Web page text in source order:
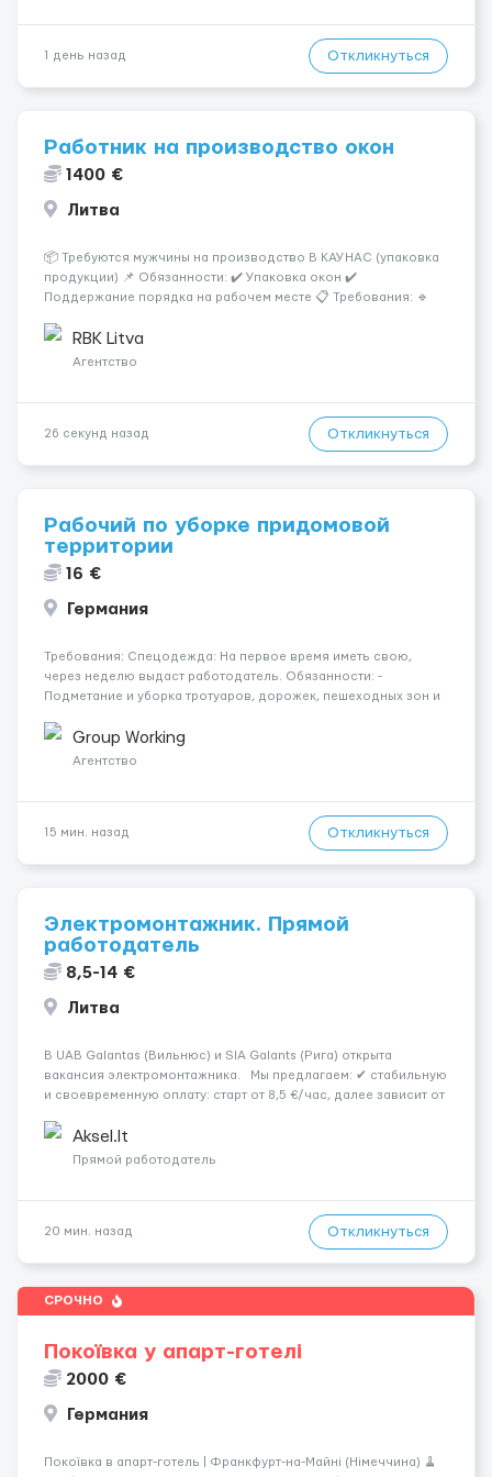
1 день назад Откликнуться
Работник на производство окон
1400 €
Литва
📦 Требуются мужчины на производство В КАУНАС (упаковка
продукции) 📌 Обязанности: ✔️ Упаковка окон ✔️
Поддержание порядка на рабочем месте 📋 Требования: 🔹
Условия работы: 🕐 График: 5/2, по 8–10 часов 💶 Оплата: 7 €
RBK Litva
Агентство
26 секунд назад Откликнуться
Рабочий по уборке придомовой
территории
16 €
Германия
Требования: Спецодежда: На первое время иметь свою,
через неделю выдаст работодатель. Обязанности: -
Подметание и уборка тротуаров, дорожек, пешеходных зон и
территории двора; - Уборка листвы, веток, бытовых отходов,
снега и грязи; ...
Group Working
Агентство
15 мин. назад Откликнуться
Электромонтажник. Прямой
работодатель
8,5-14 €
Литва
В UAB Galantas (Вильнюс) и SIA Galants (Рига) открыта
вакансия электромонтажника. Мы предлагаем: ✔ стабильную
и своевременную оплату: старт от 8,5 €/час, далее зависит от
час); ✔ график работы возможен до 10 часов в день; ...
Aksel.lt
Прямой работодатель
20 мин. назад Откликнуться
СРОЧНО
Покоївка у апарт-готелі
2000 €
Германия
Покоївка в апарт-готель | Франкфурт-на-Майні (Німеччина) 🧹